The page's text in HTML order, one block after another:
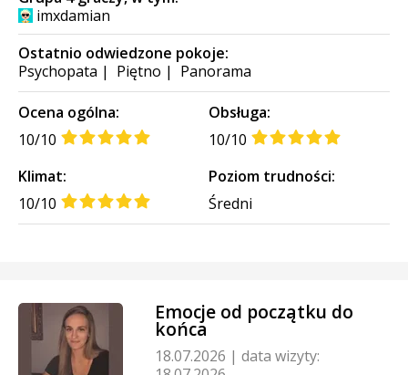
imxdamian
Ostatnio odwiedzone pokoje:
Psychopata | Piętno | Panorama
Ocena ogólna:
10/10
Obsługa:
10/10
Klimat:
10/10
Poziom trudności:
Średni
Emocje od początku do
końca
18.07.2026 | data wizyty: